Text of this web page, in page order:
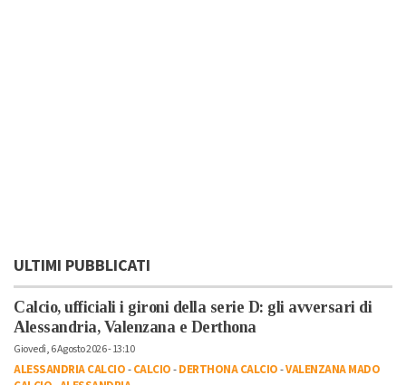
ULTIMI PUBBLICATI
Calcio, ufficiali i gironi della serie D: gli avversari di
Alessandria, Valenzana e Derthona
Giovedì, 6 Agosto 2026 - 13:10
ALESSANDRIA CALCIO-CALCIO-DERTHONA CALCIO-VALENZANA MADO